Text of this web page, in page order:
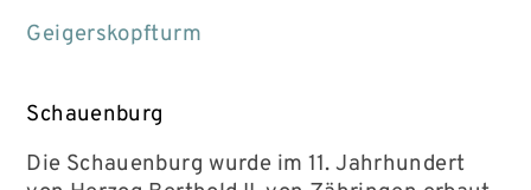
Geigerskopfturm
Schauenburg
Die Schauenburg wurde im 11. Jahrhundert